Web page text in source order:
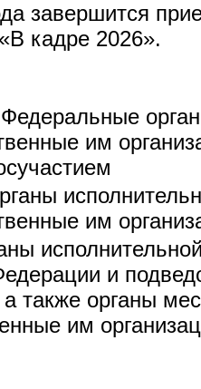
завершится
кадре 2026».
им
им
и
а также органы
им